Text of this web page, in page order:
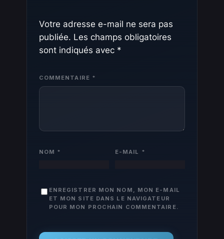
Votre adresse e-mail ne sera pas
publiée. Les champs obligatoires
sont indiqués avec *
COMMENTAIRE *
NOM * E-MAIL *
ENREGISTRER MON NOM, MON E-MAIL
ET MON SITE DANS LE NAVIGATEUR
POUR MON PROCHAIN COMMENTAIRE.